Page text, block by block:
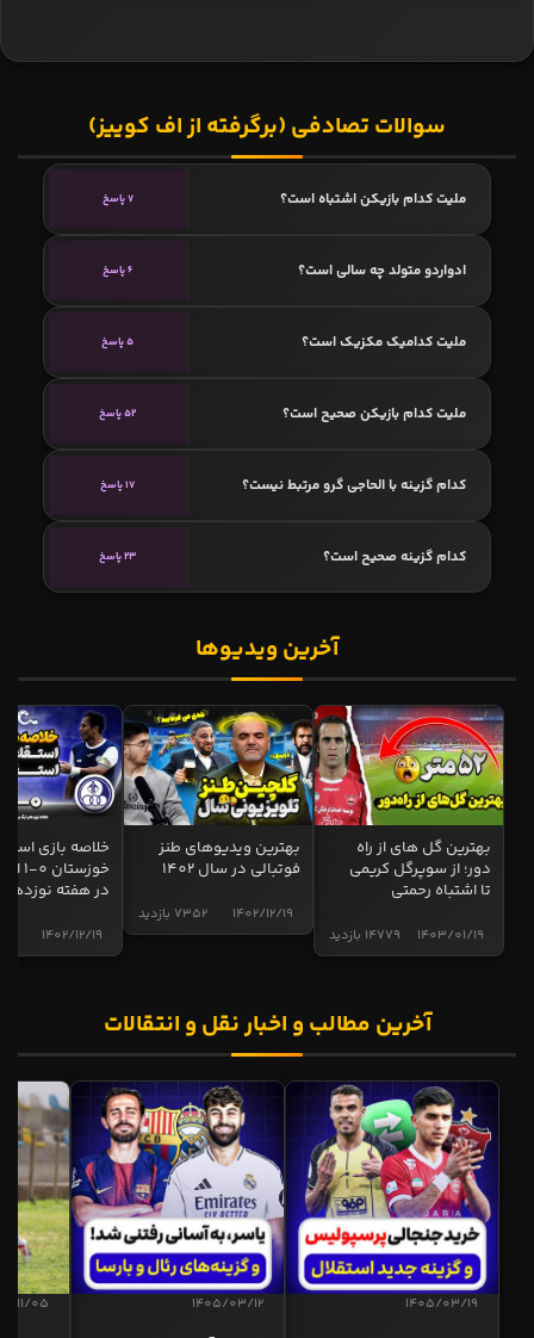
سوالات تصادفی (برگرفته از اف کوییز)
ملیت کدام بازیکن اشتباه است؟ 7 پاسخ
ادواردو متولد چه سالی است؟ 6 پاسخ
ملیت کدامیک مکزیک است؟ 5 پاسخ
ملیت کدام بازیکن صحیح است؟ 52 پاسخ
کدام گزینه با الحاجی گرو مرتبط نیست؟ 17 پاسخ
کدام گزینه صحیح است؟ 23 پاسخ
آخرین ویدیوها
بهترین گل های از راه
دور؛ از سوپرگل کریمی
تا اشتباه رحمتی
14779 بازدید 1403/01/19
بهترین ویدیوهای طنز
فوتبالی در سال 1402
7352 بازدید 1402/12/19
خلاصه بازی
در هفته نوزدهم
1402/12/19
آخرین مطالب و اخبار نقل و انتقالات
1405/03/19
1405/03/12
11/05